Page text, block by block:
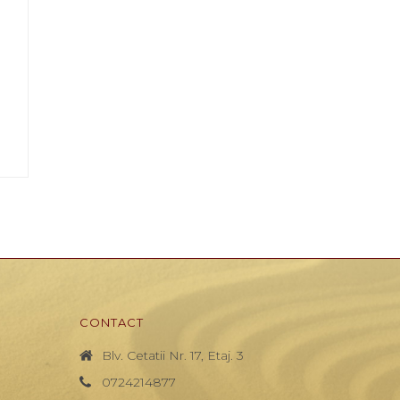
CONTACT
Blv. Cetatii Nr. 17, Etaj. 3
0724214877